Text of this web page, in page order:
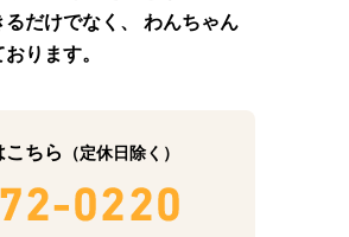
だけでなく、 わんちゃん
ります。
こちら （定休日除く）